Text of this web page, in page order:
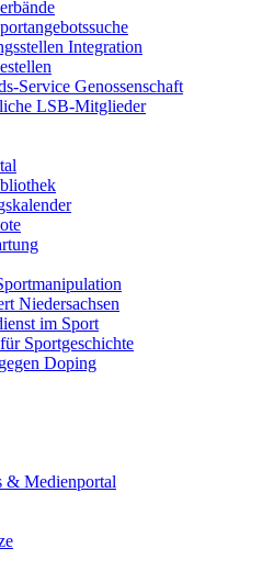
Integration
Service Genossenschaft
LSB-Mitglieder
Niedersachsen
im Sport
Sportgeschichte
Doping
& Medienportal